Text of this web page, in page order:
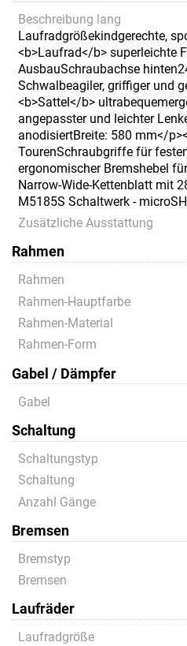
Beschreibung lang
Laufradgrößekindgerechte,
<b>Laufrad</b> superleichte
AusbauSchraubachse
Schwalbeagiler, griffiger und
<b>Sattel</b>
angepasster und leichter
anodisiertBreite: 580 mm</
TourenSchraubgriffe für
ergonomischer Bremshebel
Narrow-Wide-Kettenblatt mit
M5185S Schaltwerk -
Zusätzliche Ausstattung
Rahmen
Rahmen
Rahmen-Hauptfarbe
Rahmen-Material
Rahmen-Form
Gabel / Dämpfer
Gabel
Schaltung
Schaltungstyp
Schaltung
Anzahl Gänge
Bremsen
Bremstyp
Bremsen
Laufräder
Laufradgröße